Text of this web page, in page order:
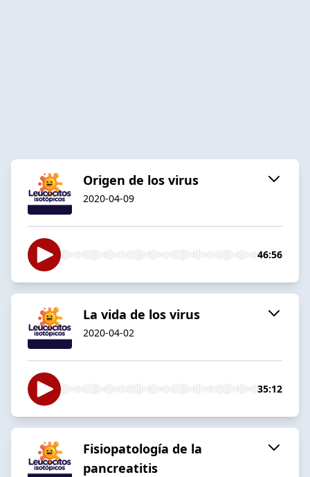
Origen de los virus
2020-04-09
46:56
La vida de los virus
2020-04-02
35:12
Fisiopatología de la
pancreatitis